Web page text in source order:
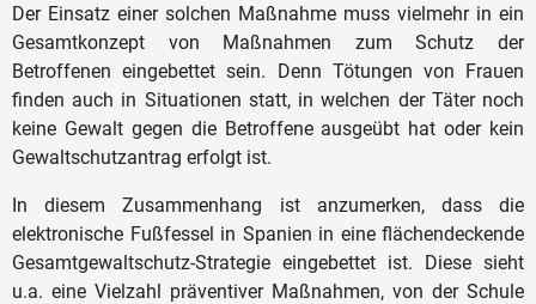
Der Einsatz einer solchen Maßnahme muss vielmehr in ein
Gesamtkonzept von Maßnahmen zum Schutz der
Betroffenen eingebettet sein. Denn Tötungen von Frauen
finden auch in Situationen statt, in welchen der Täter noch
keine Gewalt gegen die Betroffene ausgeübt hat oder kein
Gewaltschutzantrag erfolgt ist.
In diesem Zusammenhang ist anzumerken, dass die
elektronische Fußfessel in Spanien in eine flächendeckende
Gesamtgewaltschutz-Strategie eingebettet ist. Diese sieht
u.a. eine Vielzahl präventiver Maßnahmen, von der Schule